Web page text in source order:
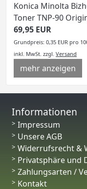
Konica Minolta
Toner TNP-90
69,95 EUR
Grundpreis: 0,35 EUR pro
inkl. MwSt. zzgl. Versand
mehr anzeigen
Informationen
Impressum
Unsere AGB
Widerrufsrecht &
Privatsphäre und
Zahlungsarten /
Kontakt